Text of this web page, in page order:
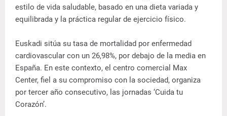
estilo de vida saludable, basado en una dieta variada y
equilibrada y la práctica regular de ejercicio físico.
Euskadi sitúa su tasa de mortalidad por enfermedad
cardiovascular con un 26,98%, por debajo de la media en
España. En este contexto, el centro comercial Max
Center, fiel a su compromiso con la sociedad, organiza
por tercer año consecutivo, las jornadas ‘Cuida tu
Corazón’.